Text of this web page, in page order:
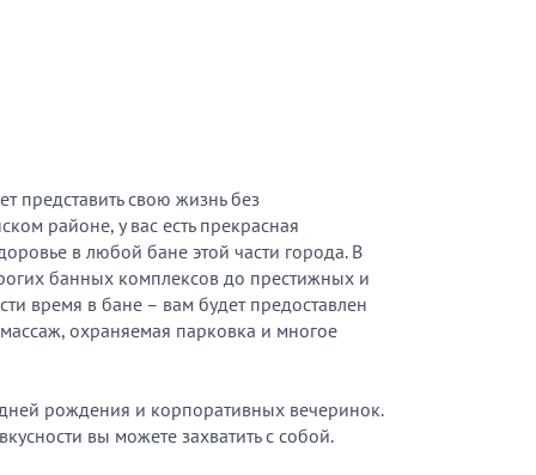
представить свою жизнь без
районе, у вас есть прекрасная
в любой бане этой части города. В
банных комплексов до престижных и
время в бане – вам будет предоставлен
охраняемая парковка и многое
рождения и корпоративных вечеринок.
вы можете захватить с собой.